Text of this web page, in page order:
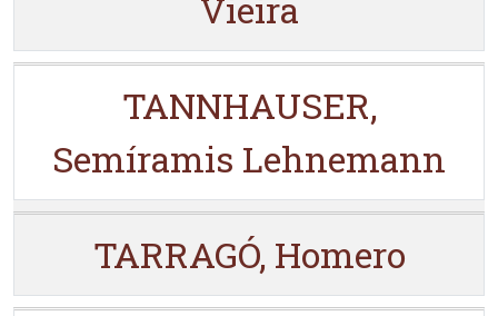
TANNHAUSER,
Semíramis Lehnemann
TARRAGÓ, Homero